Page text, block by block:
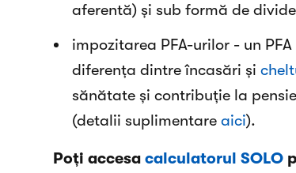
aferentă) și sub formă de
impozitarea PFA-urilor - un
diferența dintre încasări și
sănătate și contribuție la
(detalii suplimentare aici).
Poți accesacalculatorul SOLO